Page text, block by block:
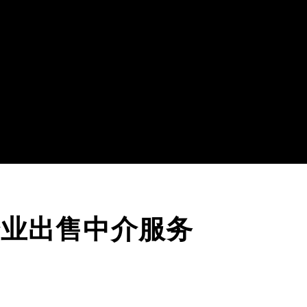
出售中介服务